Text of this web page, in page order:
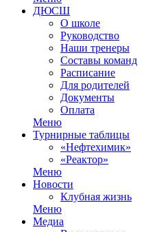
ДЮСШ
О школе
Руководство
Наши тренеры
Составы команд
Расписание
Для родителей
Документы
Оплата
Меню
Турнирные таблицы
«Нефтехимик»
«Реактор»
Меню
Новости
Клубная жизнь
Меню
Медиа